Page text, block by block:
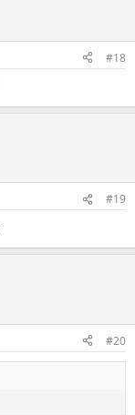
#18
#19
#20